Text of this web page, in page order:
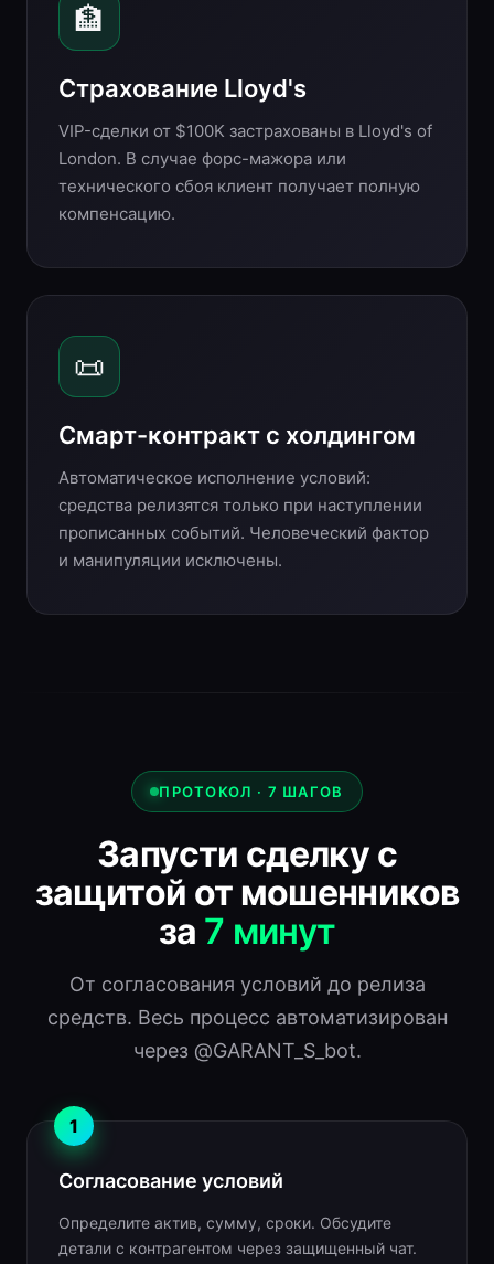
🏦
Страхование Lloyd's
VIP-сделки от $100K застрахованы в Lloyd's of
London. В случае форс-мажора или
технического сбоя клиент получает полную
компенсацию.
📜
Смарт-контракт с холдингом
Автоматическое исполнение условий:
средства релизятся только при наступлении
прописанных событий. Человеческий фактор
и манипуляции исключены.
ПРОТОКОЛ · 7 ШАГОВ
Запусти сделку с
защитой от мошенников
за 7 минут
От согласования условий до релиза
средств. Весь процесс автоматизирован
через @GARANT_S_bot.
1
Согласование условий
Определите актив, сумму, сроки. Обсудите
детали с контрагентом через защищенный чат.